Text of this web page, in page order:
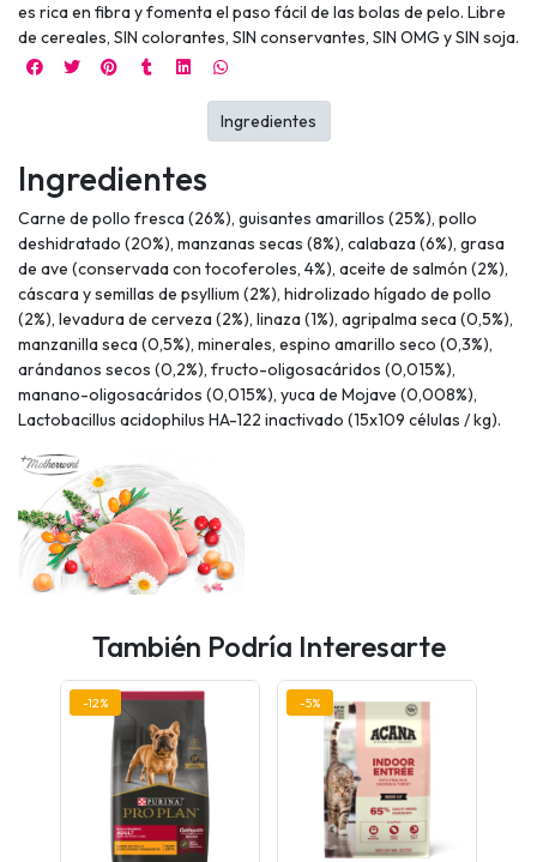
es rica en fibra y fomenta el paso fácil de las bolas de pelo. Libre
de cereales, SIN colorantes, SIN conservantes, SIN OMG y SIN soja.
Ingredientes
Carne de pollo fresca (26%), guisantes amarillos (25%), pollo
deshidratado (20%), manzanas secas (8%), calabaza (6%), grasa
de ave (conservada con tocoferoles, 4%), aceite de salmón (2%),
cáscara y semillas de psyllium (2%), hidrolizado hígado de pollo
(2%), levadura de cerveza (2%), linaza (1%), agripalma seca (0,5%),
manzanilla seca (0,5%), minerales, espino amarillo seco (0,3%),
arándanos secos (0,2%), fructo-oligosacáridos (0,015%),
manano-oligosacáridos (0,015%), yuca de Mojave (0,008%),
Lactobacillus acidophilus HA-122 inactivado (15x109 células / kg).
Ingredientes
También Podría Interesarte
-12% -5%